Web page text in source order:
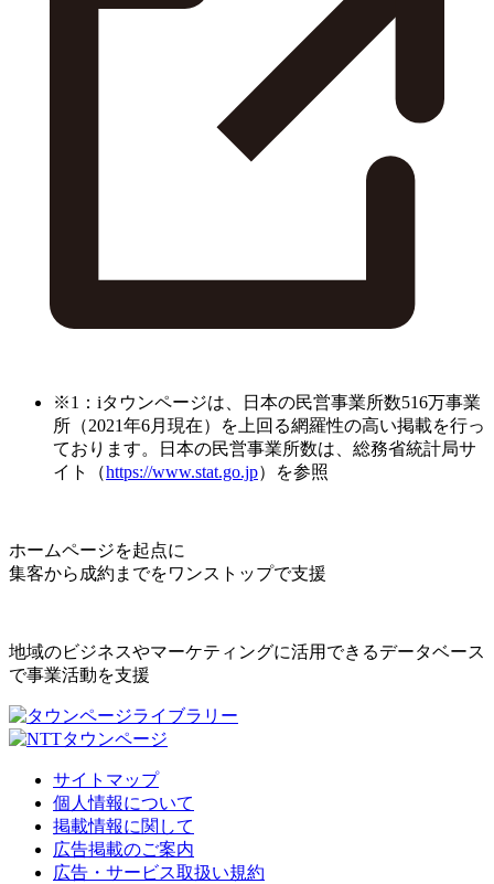
※1：iタウンページは、日本の民営事業所数516万事業
所（2021年6月現在）を上回る網羅性の高い掲載を行っ
ております。日本の民営事業所数は、総務省統計局サ
イト（https://www.stat.go.jp）を参照
ホームページを起点に
集客から成約までをワンストップで支援
地域のビジネスやマーケティングに活用できるデータベース
で事業活動を支援
サイトマップ
個人情報について
掲載情報に関して
広告掲載のご案内
広告・サービス取扱い規約